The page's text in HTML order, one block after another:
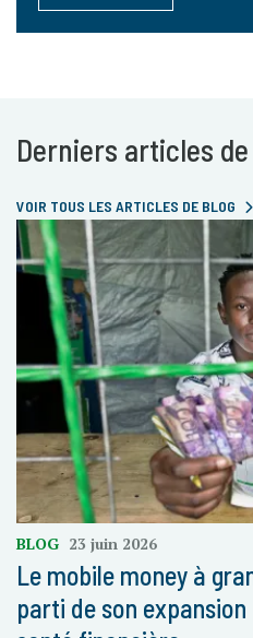
Derniers articles
VOIR TOUS LES ARTICLES DE BLOG
BLOG 23 juin 2026
Le mobile money à
parti de son